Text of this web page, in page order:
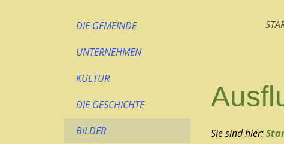
DIE GEMEINDE
UNTERNEHMEN
KULTUR
DIE GESCHICHTE
BILDER
Sie sind hier: